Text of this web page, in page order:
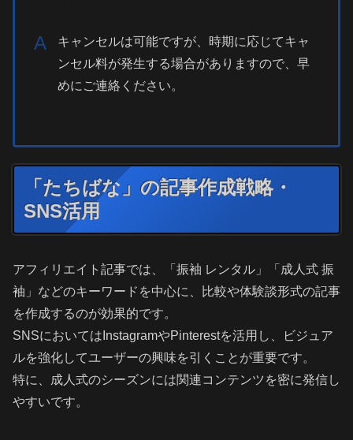
A
キャンセルは可能ですが、時期に応じてキャ
ンセル料が発生する場合がありますので、早
めにご連絡ください。
「たちばな」の記事作成戦略・
SNS活用
アフィリエイト記事では、「振袖 レンタル」「成人式 振
袖」などのキーワードを中心に、比較や体験談形式の記事
を作成するのが効果的です。
SNSにおいてはInstagramやPinterestを活用し、ビジュア
ルを強化してユーザーの興味を引くことが重要です。
特に、成人式のシーズンには関連コンテンツを密に発信し
やすいです。